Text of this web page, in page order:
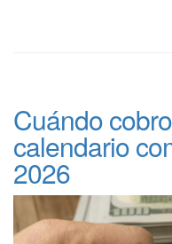
Cuándo
calendario
2026